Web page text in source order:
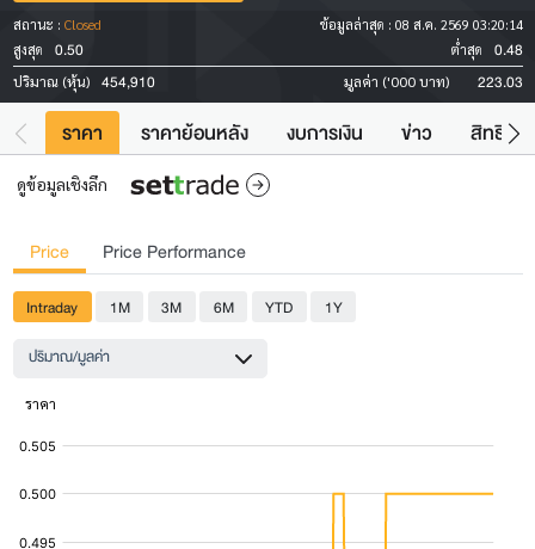
สถานะ : Closed ข้อมูลล่าสุด : 08 ส.ค. 2569 03:20:14
สูงสุด
0.50 ต่ำสุด 0.48
ปริมาณ (หุ้น) 454,910 มูลค่า ('000 บาท) 223.03
ราคา ราคาย้อนหลัง งบการเงิน ข่าว สิทธิปร
ดูข้อมูลเชิงลึก
Price Price Performance
Intraday 1M 3M 6M YTD
1Y
ปริมาณ/มูลค่า